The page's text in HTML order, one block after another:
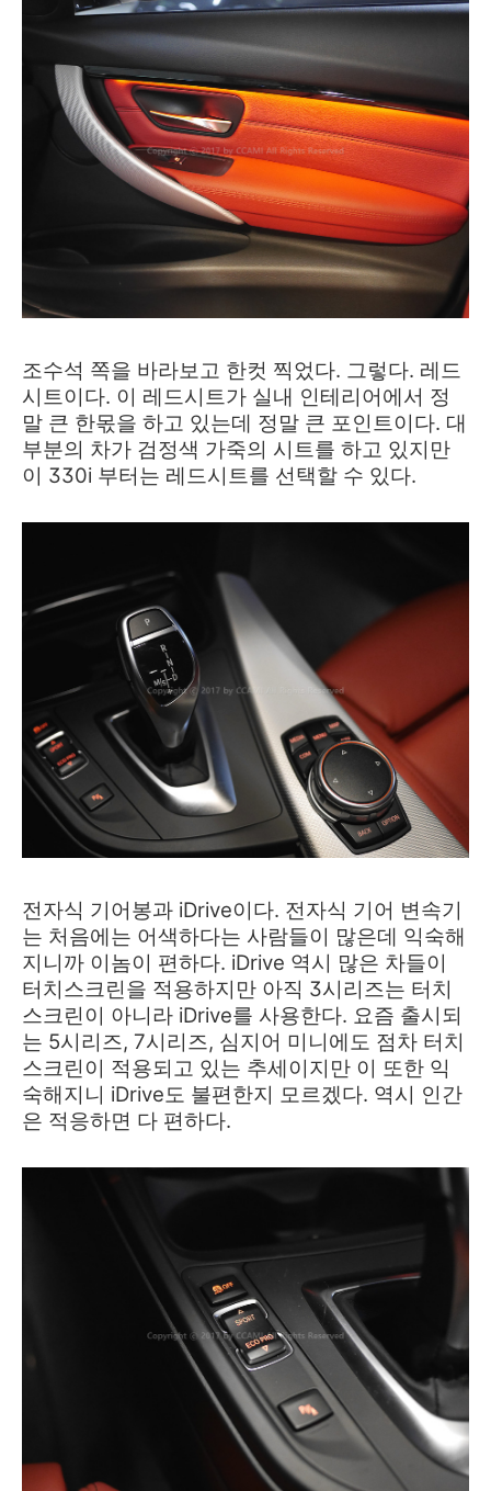
조수석 쪽을 바라보고 한컷 찍었다. 그렇다. 레드
시트이다. 이 레드시트가 실내 인테리어에서 정
말 큰 한몫을 하고 있는데 정말 큰 포인트이다. 대
부분의 차가 검정색 가죽의 시트를 하고 있지만
이 330i 부터는 레드시트를 선택할 수 있다.
전자식 기어봉과 iDrive이다. 전자식 기어 변속기
는 처음에는 어색하다는 사람들이 많은데 익숙해
지니까 이놈이 편하다. iDrive 역시 많은 차들이
터치스크린을 적용하지만 아직 3시리즈는 터치
스크린이 아니라 iDrive를 사용한다. 요즘 출시되
는 5시리즈, 7시리즈, 심지어 미니에도 점차 터치
스크린이 적용되고 있는 추세이지만 이 또한 익
숙해지니 iDrive도 불편한지 모르겠다. 역시 인간
은 적응하면 다 편하다.